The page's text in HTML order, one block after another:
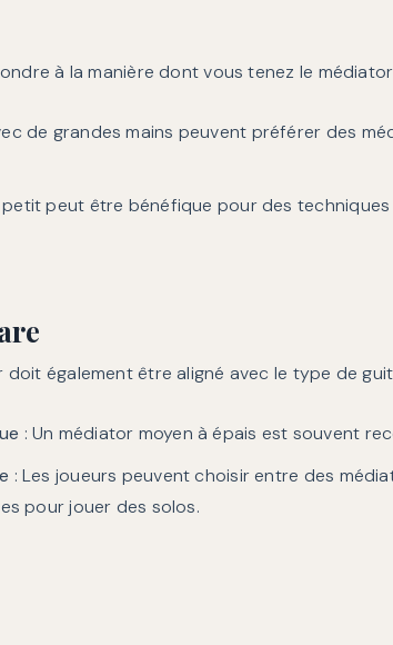
à la manière dont vous tenez le
de grandes mains peuvent préférer des
peut être bénéfique pour des techniques
également être aligné avec le type de
: Un médiator moyen à épais est souvent
: Les joueurs peuvent choisir entre des
pour jouer des solos.